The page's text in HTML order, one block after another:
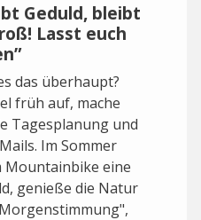
Geduld, bleibt
Lasst euch
das überhaupt?
früh auf, mache
Tagesplanung und
Im Sommer
Mountainbike eine
genieße die Natur